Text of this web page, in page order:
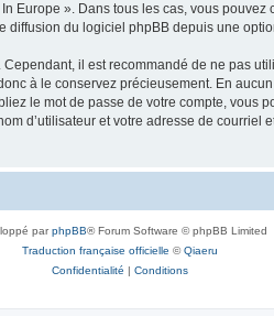
Europe ». Dans tous les cas, vous
du logiciel phpBB depuis une
il est recommandé de ne pas
à le conservez précieusement. En
le mot de passe de votre compte, vous
d’utilisateur et votre adresse de
parphpBB® Forum Software © phpBB Limited
Traduction française officielle ©Qiaeru
Confidentialité | Conditions